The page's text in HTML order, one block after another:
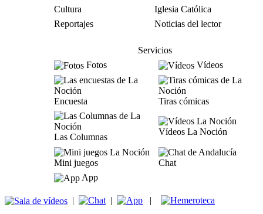
Cultura
Iglesia Católica
Reportajes
Noticias del lector
Servicios
Fotos
Vídeos
Encuesta Tiras cómicas
Las Columnas
Vídeos La Noción
Mini juegos
Chat
App
| | |